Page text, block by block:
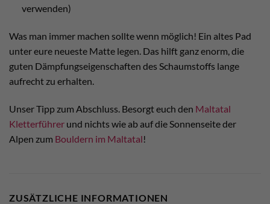
verwenden)
Was man immer machen sollte wenn möglich! Ein altes Pad
unter eure neueste Matte legen. Das hilft ganz enorm, die
guten Dämpfungseigenschaften des Schaumstoffs lange
aufrecht zu erhalten.
Unser Tipp zum Abschluss. Besorgt euch den Maltatal
Kletterführer und nichts wie ab auf die Sonnenseite der
Alpen zum Bouldern im Maltatal!
ZUSÄTZLICHE INFORMATIONEN